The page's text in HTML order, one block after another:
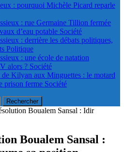
: pourquoi Michèle Picard reparle
: rue Germaine Tillion fermée
d’eau potable Société
: derrière les débats politiques,
Politique
: une école de natation
alors ? Société
Kilyan aux Minguettes : le motard
prison ferme Société
Boualem Sansal : Idir
Boualem Sansal :